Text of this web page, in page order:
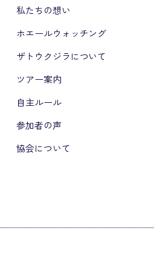
私たちの想い
ホエールウォッチング
ザトウクジラについて
ツアー案内
自主ルール
参加者の声
協会について